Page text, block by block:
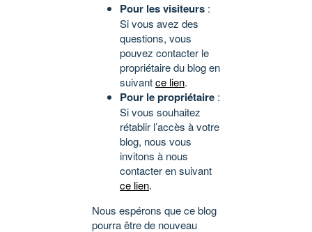
Pour les visiteurs :
Si vous avez des
questions, vous
pouvez contacter le
propriétaire du blog en
suivantce lien.
Pour le propriétaire :
Si vous souhaitez
rétablir l’accès à votre
blog, nous vous
invitons à nous
contacter en suivant
ce lien.
Nous espérons que ce blog
pourra être de nouveau